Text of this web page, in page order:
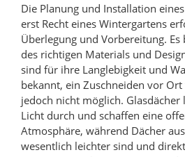
Die Planung und Installation
erst Recht eines Wintergartens
Überlegung und Vorbereitung.
des richtigen Materials und
sind für ihre Langlebigkeit und
bekannt, ein Zuschneiden vor
jedoch nicht möglich. Glasdächer
Licht durch und schaffen eine
Atmosphäre, während Dächer
wesentlich leichter sind und